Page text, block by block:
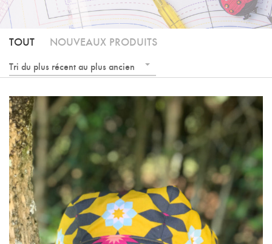
TOUT NOUVEAUX PRODUITS
Tri du plus récent au plus ancien